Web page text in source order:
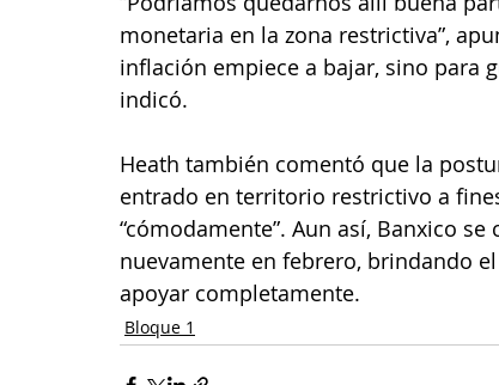
monetaria en la zona restrictiva”,
inflación empiece a bajar, sino para
indicó.
Heath también comentó que la
entrado en territorio restrictivo a
“cómodamente”. Aun así, Banxico
nuevamente en febrero, brindando
apoyar completamente.
Bloque 1